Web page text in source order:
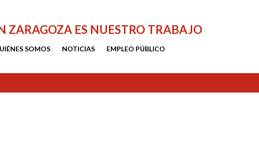
ZARAGOZA ES NUESTRO TRABAJO
SOMOS NOTICIAS
EMPLEO PÚBLICO